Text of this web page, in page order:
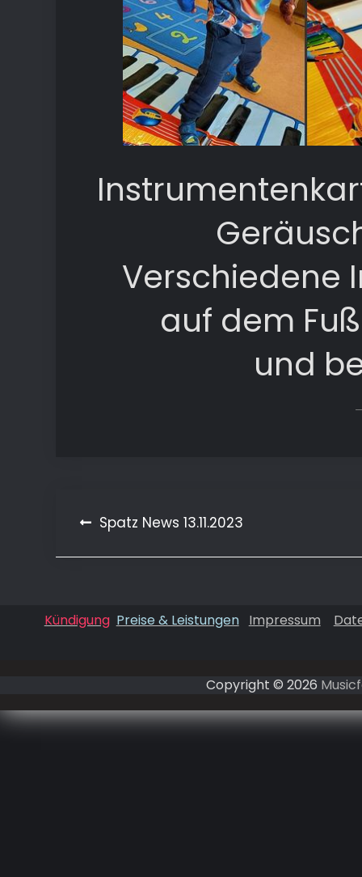
Verschiedene
auf dem
und
Beitragsnavigation
Spatz News 13.11.2023
Kündigung Preise & Leistungen Impressum
Copyright © 2026